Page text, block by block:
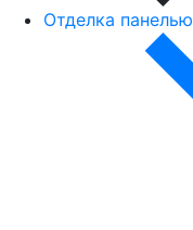
Отделка панелью